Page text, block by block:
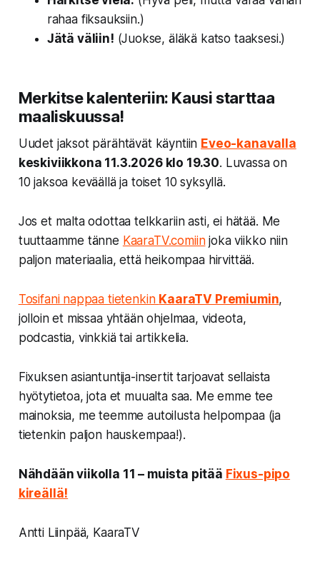
rahaa fiksauksiin.)
Jätä väliin! (Juokse, äläkä katso taaksesi.)
Merkitse kalenteriin: Kausi starttaa
maaliskuussa!
Uudet jaksot pärähtävät käyntiin Eveo-kanavalla
keskiviikkona 11.3.2026 klo 19.30. Luvassa on
10 jaksoa keväällä ja toiset 10 syksyllä.
Jos et malta odottaa telkkariin asti, ei hätää. Me
tuuttaamme tänne KaaraTV.comiinjoka viikko niin
paljon materiaalia, että heikompaa hirvittää.
Tosifani nappaa tietenkin KaaraTV Premiumin,
jolloin et missaa yhtään ohjelmaa, videota,
podcastia, vinkkiä tai artikkelia.
Fixuksen asiantuntija-insertit tarjoavat sellaista
hyötytietoa, jota et muualta saa. Me emme tee
mainoksia, me teemme autoilusta helpompaa (ja
tietenkin paljon hauskempaa!).
Nähdään viikolla 11 – muista pitää Fixus-pipo
kireällä!
Antti Liinpää, KaaraTV